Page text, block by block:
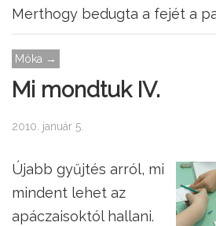
Merthogy bedugta a fejét a
Móka →
Mi mondtuk IV.
2010. január 5.
Újabb gyűjtés arról, mi
mindent lehet az
apáczaisoktól hallani.